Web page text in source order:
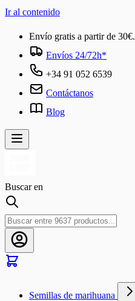
Ir al contenido
Envío gratis a partir de 30€.
Envíos 24/72h*
+34 91 052 6539
Contáctanos
Blog
Buscar en
Semillas de marihuana